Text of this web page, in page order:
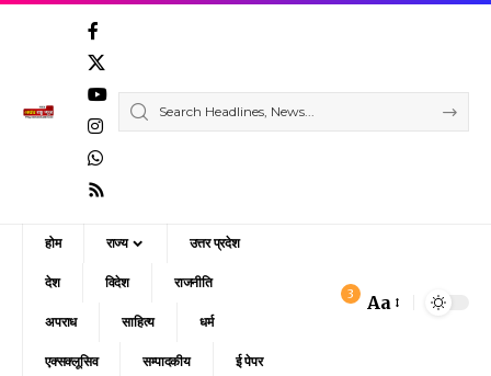
होम राज्य उत्तर प्रदेश
देश विदेश राजनीति
अपराध साहित्य धर्म
एक्सक्लूसिव सम्पादकीय ई पेपर
3
Font
Aa